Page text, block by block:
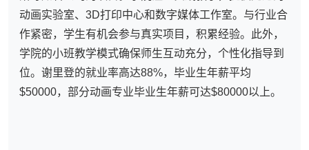
动画实验室、3D打印中心和数字媒体工作室。与行业合
作紧密，学生有机会参与真实项目，积累经验。此外，
学院的小班教学模式确保师生互动充分，个性化指导到
位。谢里登的就业率高达88%，毕业生年薪平均
$50000，部分动画专业毕业生年薪可达$80000以上。